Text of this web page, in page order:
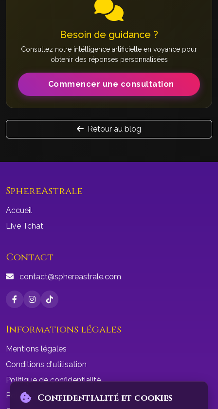
Besoin de guidance ?
Consultez notre intélligence artificielle en voyance pour
obtenir des réponses personnalisées
Commencer une consultation
Retour au blog
SphereAstrale
Accueil
Live Tchat
Contact
contact@sphereastrale.com
Informations légales
Mentions légales
Conditions d'utilisation
Politique de confidentialité
Politique de cookies
Confidentialité et cookies